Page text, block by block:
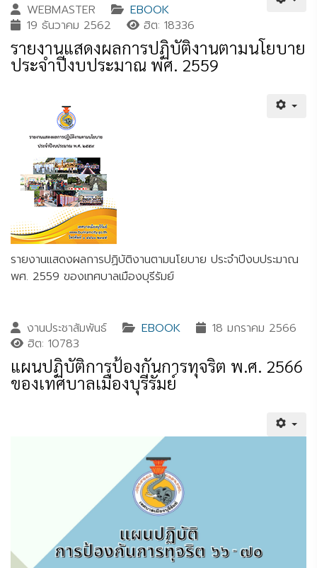
WEBMASTER
EBOOK
19 ธันวาคม 2562
ฮิต: 18336
รายงานแสดงผลการปฏิบัติงานตามนโยบาย
ประจำปีงบประมาณ พศ. 2559
รายงานแสดงผลการปฏิบัติงานตามนโยบาย ประจำปีงบประมาณ
พศ. 2559 ของเทศบาลเมืองบุรีรัมย์
งานประชาสัมพันธ์ EBOOK
18 มกราคม 2566
ฮิต: 10783
แผนปฏิบัติการป้องกันการทุจริต พ.ศ. 2566
ของเทศบาลเมืองบุรีรัมย์